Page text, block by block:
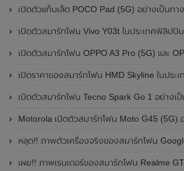
เปิดตัวแท็บเล็ต POCO Pad (5G) อย่างเป็นทางการแล้วในประเทศอินเดีย มาพร้อมชิปเซ็ต Snapdragon 7s
เปิดตัวสมาร์ทโฟน Vivo Y03t ในประเทศฟิลิปปินส์อย่างเป็นทางการแล้ว มาพร้อมชิปเซ็ต Unisoc T612 , กล้องหลัง ความละเอียด
เปิดตัวสมาร์ทโฟน OPPO A3 Pro (5G) และ OPPO A3x ในประเทศไทยอย่างเป็นทางก
เปิดราคาของสมาร์ทโฟน HMD Skyline ในประเทศไทยอย่างเป็นท
เปิดตัวสมาร์ทโฟน Tecno Spark Go 1 อย่างเป็นทางการแล้ว มาพร้อมหน้าจอแสดงผล LCD / 120Hz ,
Motorola เปิดตัวสมาร์ทโฟน Moto G45 (5G) อย่างเป็
หลุด!! ภาพตัวเครื่องจริงของสมาร์ทโฟน Google Pixel 9a โชว์ดีไซน์ใหม่ กล้อง
เผย!! ภาพเรนเดอร์ของสมาร์ทโฟน Realme GT7 Pro โชว์ให้เห็นดีไซน์ใหม่ พร้อม